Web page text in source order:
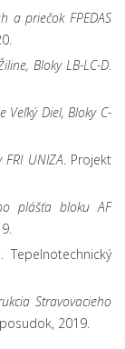
a priečok FPEDAS
Bloky LB-LC-D.
Veľký Diel, Bloky C-
UNIZA. Projekt
plášťa bloku AF
. Tepelnotechnický
Stravovacieho
2019.